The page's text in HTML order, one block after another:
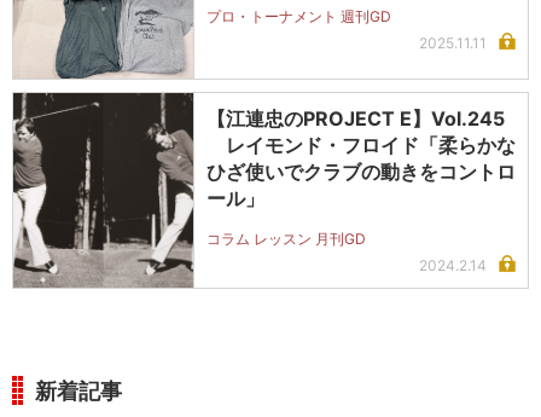
プロ・トーナメント 週刊GD
2025.11.11
【江連忠のPROJECT E】Vol.245
レイモンド・フロイド「柔らかな
ひざ使いでクラブの動きをコントロ
ール」
コラム レッスン 月刊GD
2024.2.14
新着記事